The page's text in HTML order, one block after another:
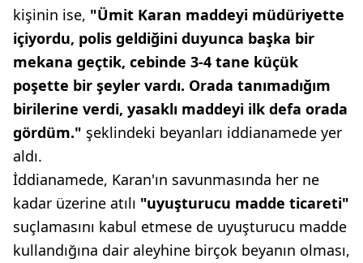
kişinin ise, "Ümit Karan maddeyi müdüriyette
içiyordu, polis geldiğini duyunca başka bir
mekana geçtik, cebinde 3-4 tane küçük
poşette bir şeyler vardı. Orada tanımadığım
birilerine verdi, yasaklı maddeyi ilk defa orada
gördüm." şeklindeki beyanları iddianamede yer
aldı.
İddianamede, Karan'ın savunmasında her ne
kadar üzerine atılı "uyuşturucu madde ticareti"
suçlamasını kabul etmese de uyuşturucu madde
kullandığına dair aleyhine birçok beyanın olması,